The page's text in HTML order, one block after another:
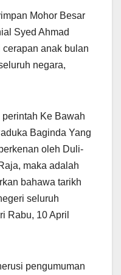
Mohor Besar
Syed Ahmad
anak bulan
negara,
Ke Bawah
Baginda Yang
oleh Duli-
maka adalah
bahawa tarikh
seluruh
Rabu, 10 April
pengumuman